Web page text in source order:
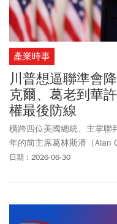
產業時事
川普想逼聯準會
克爾、葛老到華
權最後防線
橫跨四位美國總統、主掌聯
年的前主席葛林斯潘（Alan
辭世。這位「葛老」以及其
日期：2026-06-30